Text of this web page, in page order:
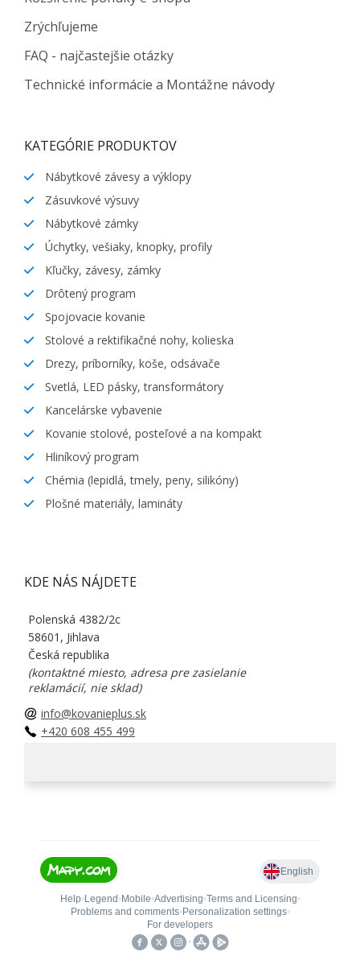
Zrýchľujeme
FAQ - najčastejšie otázky
Technické informácie a Montážne návody
KATEGÓRIE PRODUKTOV
Nábytkové závesy a výklopy
Zásuvkové výsuvy
Nábytkové zámky
Úchytky, vešiaky, knopky, profily
Kľučky, závesy, zámky
Drôtený program
Spojovacie kovanie
Stolové a rektifikačné nohy, kolieska
Drezy, príborníky, koše, odsávače
Svetlá, LED pásky, transformátory
Kancelárske vybavenie
Kovanie stolové, posteľové a na kompakt
Hliníkový program
Chémia (lepidlá, tmely, peny, silikóny)
Plošné materiály, lamináty
KDE NÁS NÁJDETE
Polenská 4382/2c
58601, Jihlava
Česká republika
(kontaktné miesto, adresa pre zasielanie
reklamácií, nie sklad)
info@kovanieplus.sk
+420 608 455 499